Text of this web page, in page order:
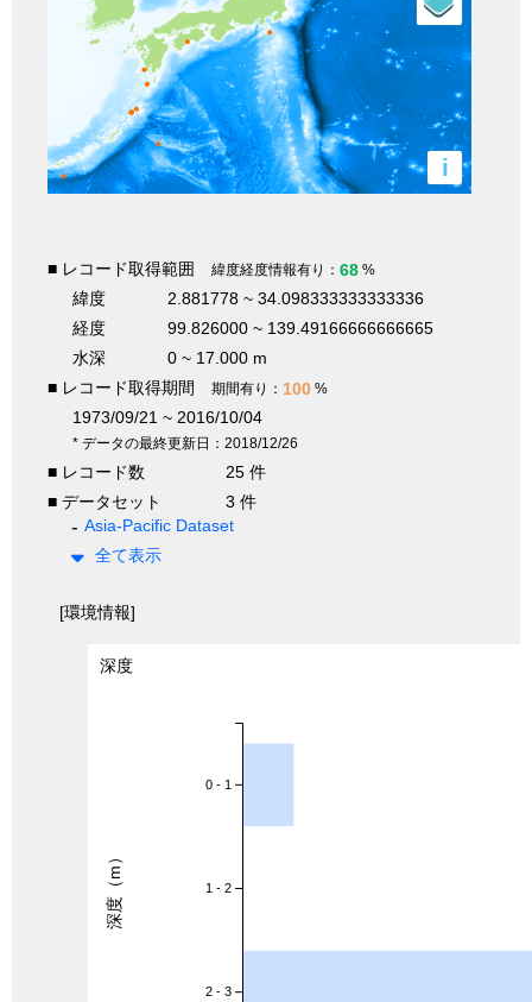
i
■ レコード取得範囲 緯度経度情報有り： 68 %
緯度
2.881778 ~ 34.098333333333336
経度
99.826000 ~ 139.49166666666665
水深
0 ~ 17.000 m
■ レコード取得期間
期間有り： 100 %
1973/09/21 ~ 2016/10/04
* データの最終更新日：2018/12/26
■ レコード数
25 件
■ データセット
3 件
Asia-Pacific Dataset
全て表示
[環境情報]
深度
0 - 1
1 - 2
2 - 3
深度（m）